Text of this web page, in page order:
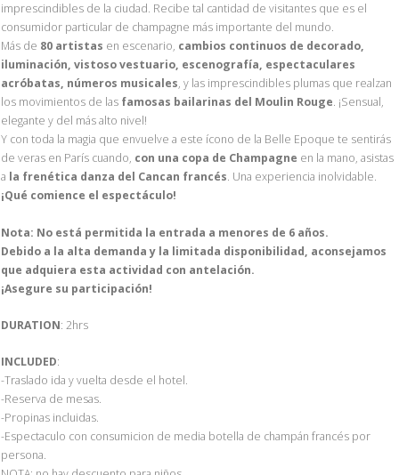
imprescindibles de la ciudad. Recibe tal cantidad de visitantes que es el
consumidor particular de champagne más importante del mundo.
Más de 80 artistas en escenario, cambios continuos de decorado,
iluminación, vistoso vestuario, escenografía, espectaculares
acróbatas, números musicales, y las imprescindibles plumas que realzan
los movimientos de las famosas bailarinas del Moulin Rouge. ¡Sensual,
elegante y del más alto nivel!
Y con toda la magia que envuelve a este ícono de la Belle Epoque te sentirás
de veras en París cuando, con una copa de Champagne en la mano, asistas
a la frenética danza del Cancan francés. Una experiencia inolvidable.
¡Qué comience el espectáculo!
Nota: No está permitida la entrada a menores de 6 años.
Debido a la alta demanda y la limitada disponibilidad, aconsejamos
que adquiera esta actividad con antelación.
¡Asegure su participación!
DURATION: 2hrs
INCLUDED:
-Traslado ida y vuelta desde el hotel.
-Reserva de mesas.
-Propinas incluidas.
-Espectaculo con consumicion de media botella de champán francés por
persona.